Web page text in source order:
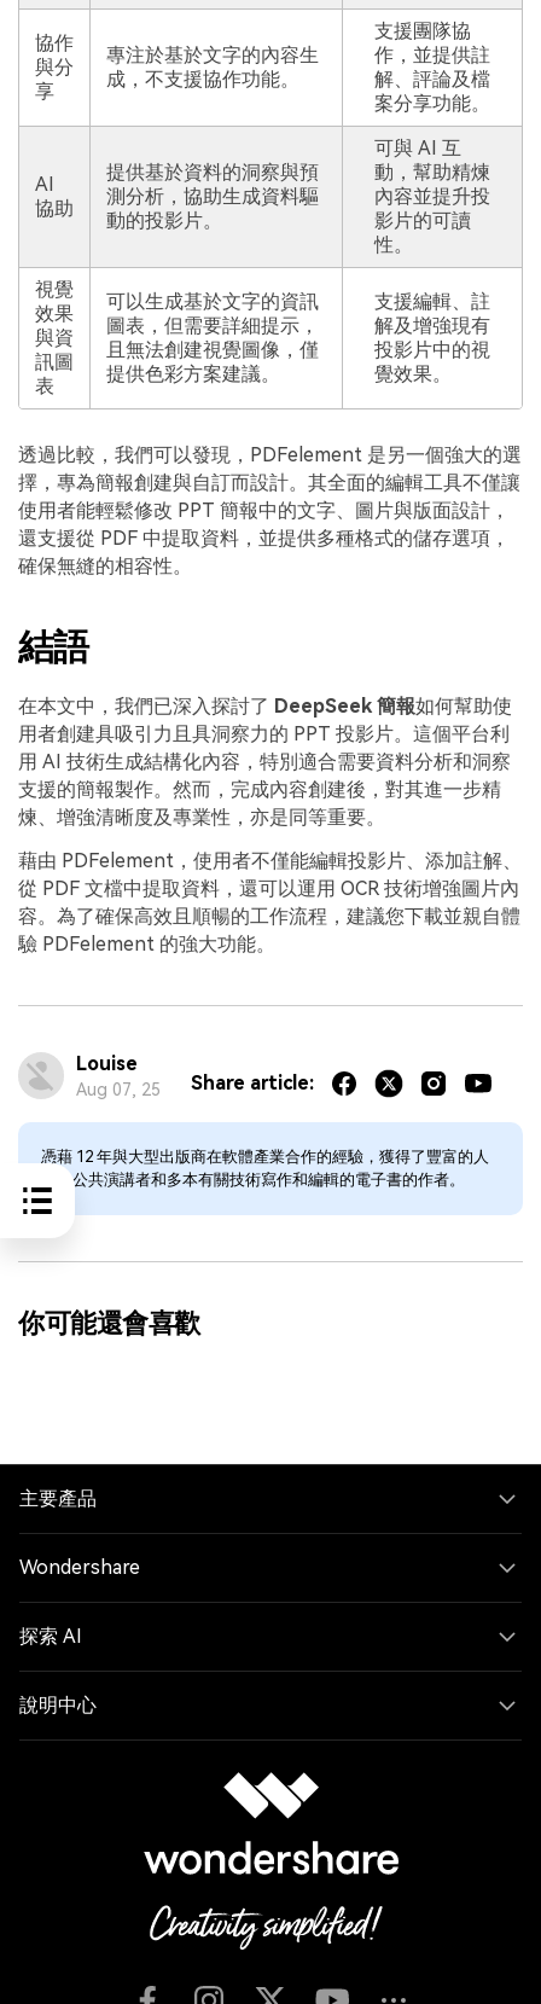
協作
與分
享
專注於基於文字的內容生
成，不支援協作功能。
支援團隊協
作，並提供註
解、評論及檔
案分享功能。
AI
協助
提供基於資料的洞察與預
測分析，協助生成資料驅
動的投影片。
可與 AI 互
動，幫助精煉
內容並提升投
影片的可讀
性。
視覺
效果
與資
訊圖
表
可以生成基於文字的資訊
圖表，但需要詳細提示，
且無法創建視覺圖像，僅
提供色彩方案建議。
支援編輯、註
解及增強現有
投影片中的視
覺效果。
透過比較，我們可以發現，PDFelement 是另一個強大的選
擇，專為簡報創建與自訂而設計。其全面的編輯工具不僅讓
使用者能輕鬆修改 PPT 簡報中的文字、圖片與版面設計，
還支援從 PDF 中提取資料，並提供多種格式的儲存選項，
確保無縫的相容性。
結語
在本文中，我們已深入探討了 DeepSeek 簡報如何幫助使
用者創建具吸引力且具洞察力的 PPT 投影片。這個平台利
用 AI 技術生成結構化內容，特別適合需要資料分析和洞察
支援的簡報製作。然而，完成內容創建後，對其進一步精
煉、增強清晰度及專業性，亦是同等重要。
藉由 PDFelement，使用者不僅能編輯投影片、添加註解、
從 PDF 文檔中提取資料，還可以運用 OCR 技術增強圖片內
容。為了確保高效且順暢的工作流程，建議您下載並親自體
驗 PDFelement 的強大功能。
Louise
Aug 07, 25 Share article:
憑藉 12 年與大型出版商在軟體產業合作的經驗，獲得了豐富的人
才。公共演講者和多本有關技術寫作和編輯的電子書的作者。
你可能還會喜歡
主要產品
Wondershare
探索 AI
說明中心